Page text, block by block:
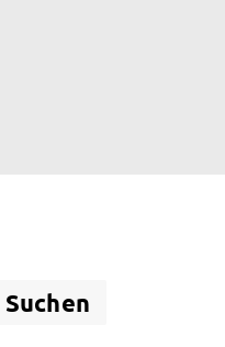
Suchen